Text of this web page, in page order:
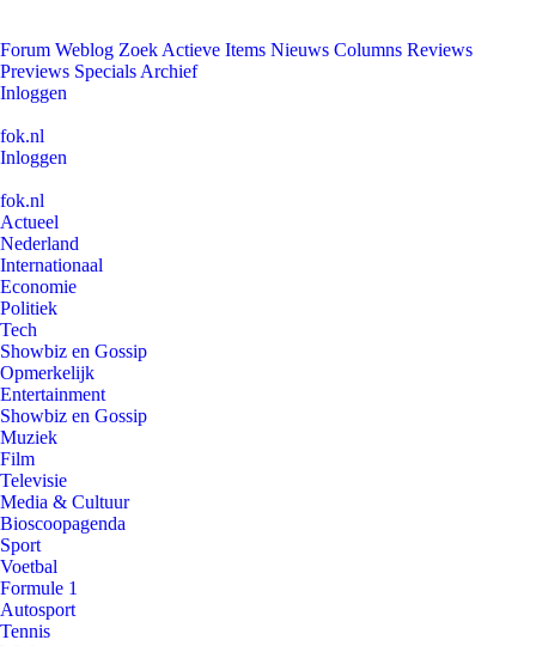
Forum Weblog Zoek Actieve Items Nieuws Columns Reviews
Previews Specials Archief
Inloggen
fok.nl
Inloggen
fok.nl
Actueel
Nederland
Internationaal
Economie
Politiek
Tech
Showbiz en Gossip
Opmerkelijk
Entertainment
Showbiz en Gossip
Muziek
Film
Televisie
Media & Cultuur
Bioscoopagenda
Sport
Voetbal
Formule 1
Autosport
Tennis